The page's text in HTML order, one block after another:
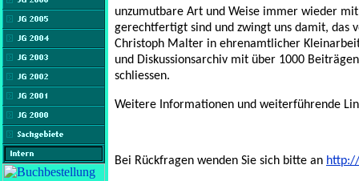
unzumutbare Art und Weise immer wieder
gerechtfertigt sind und zwingt uns damit, das
Christoph Malter in ehrenamtlicher
und Diskussionsarchiv mit über 1000
schliessen.
Weitere Informationen und weiterführende
Bei Rückfragen wenden Sie sich bitte an